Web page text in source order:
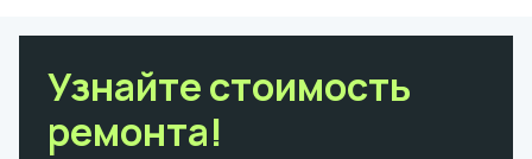
Узнайте стоимость
ремонта!